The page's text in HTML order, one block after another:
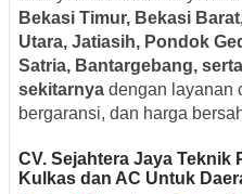
Bekasi Timur, Bekasi
Utara, Jatiasih, Pondok
Satria, Bantargebang,
sekitarnya dengan layanan
bergaransi, dan harga
CV. Sejahtera Jaya Teknik
Kulkas dan AC Untuk